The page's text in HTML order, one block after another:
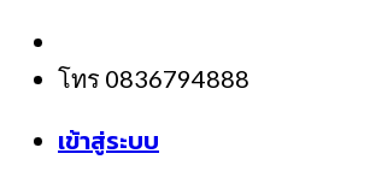
Skip
content
โทร 0836794888
เข้าสู่ระบบ